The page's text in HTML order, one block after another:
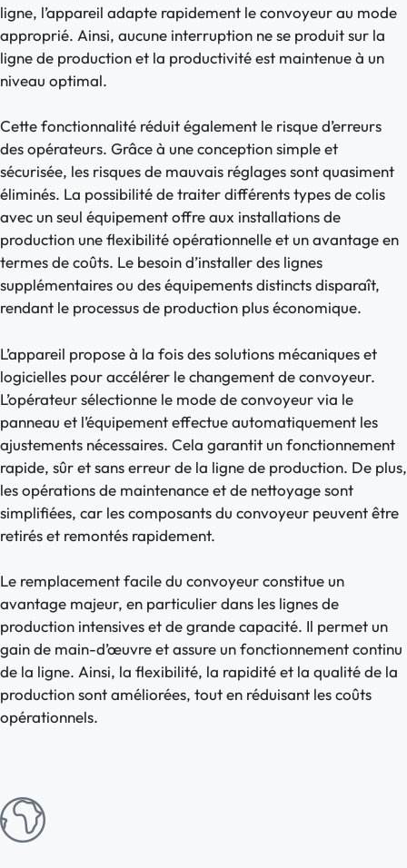
ligne, l’appareil adapte rapidement le convoyeur au mode
approprié. Ainsi, aucune interruption ne se produit sur la
ligne de production et la productivité est maintenue à un
niveau optimal.
Cette fonctionnalité réduit également le risque d’erreurs
des opérateurs. Grâce à une conception simple et
sécurisée, les risques de mauvais réglages sont quasiment
éliminés. La possibilité de traiter différents types de colis
avec un seul équipement offre aux installations de
production une flexibilité opérationnelle et un avantage en
termes de coûts. Le besoin d’installer des lignes
supplémentaires ou des équipements distincts disparaît,
rendant le processus de production plus économique.
L’appareil propose à la fois des solutions mécaniques et
logicielles pour accélérer le changement de convoyeur.
L’opérateur sélectionne le mode de convoyeur via le
panneau et l’équipement effectue automatiquement les
ajustements nécessaires. Cela garantit un fonctionnement
rapide, sûr et sans erreur de la ligne de production. De plus,
les opérations de maintenance et de nettoyage sont
simplifiées, car les composants du convoyeur peuvent être
retirés et remontés rapidement.
Le remplacement facile du convoyeur constitue un
avantage majeur, en particulier dans les lignes de
production intensives et de grande capacité. Il permet un
gain de main-d’œuvre et assure un fonctionnement continu
de la ligne. Ainsi, la flexibilité, la rapidité et la qualité de la
production sont améliorées, tout en réduisant les coûts
opérationnels.